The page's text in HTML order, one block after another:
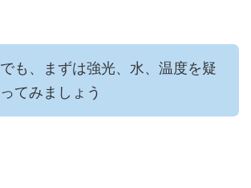
でも、まずは強光、水、温度を疑
ってみましょう